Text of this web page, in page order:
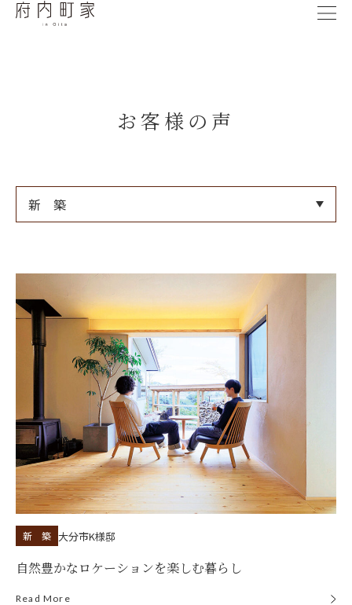
お客様の声
新 築
新 築 大分市K様邸
自然豊かなロケーションを楽しむ暮らし
Read More